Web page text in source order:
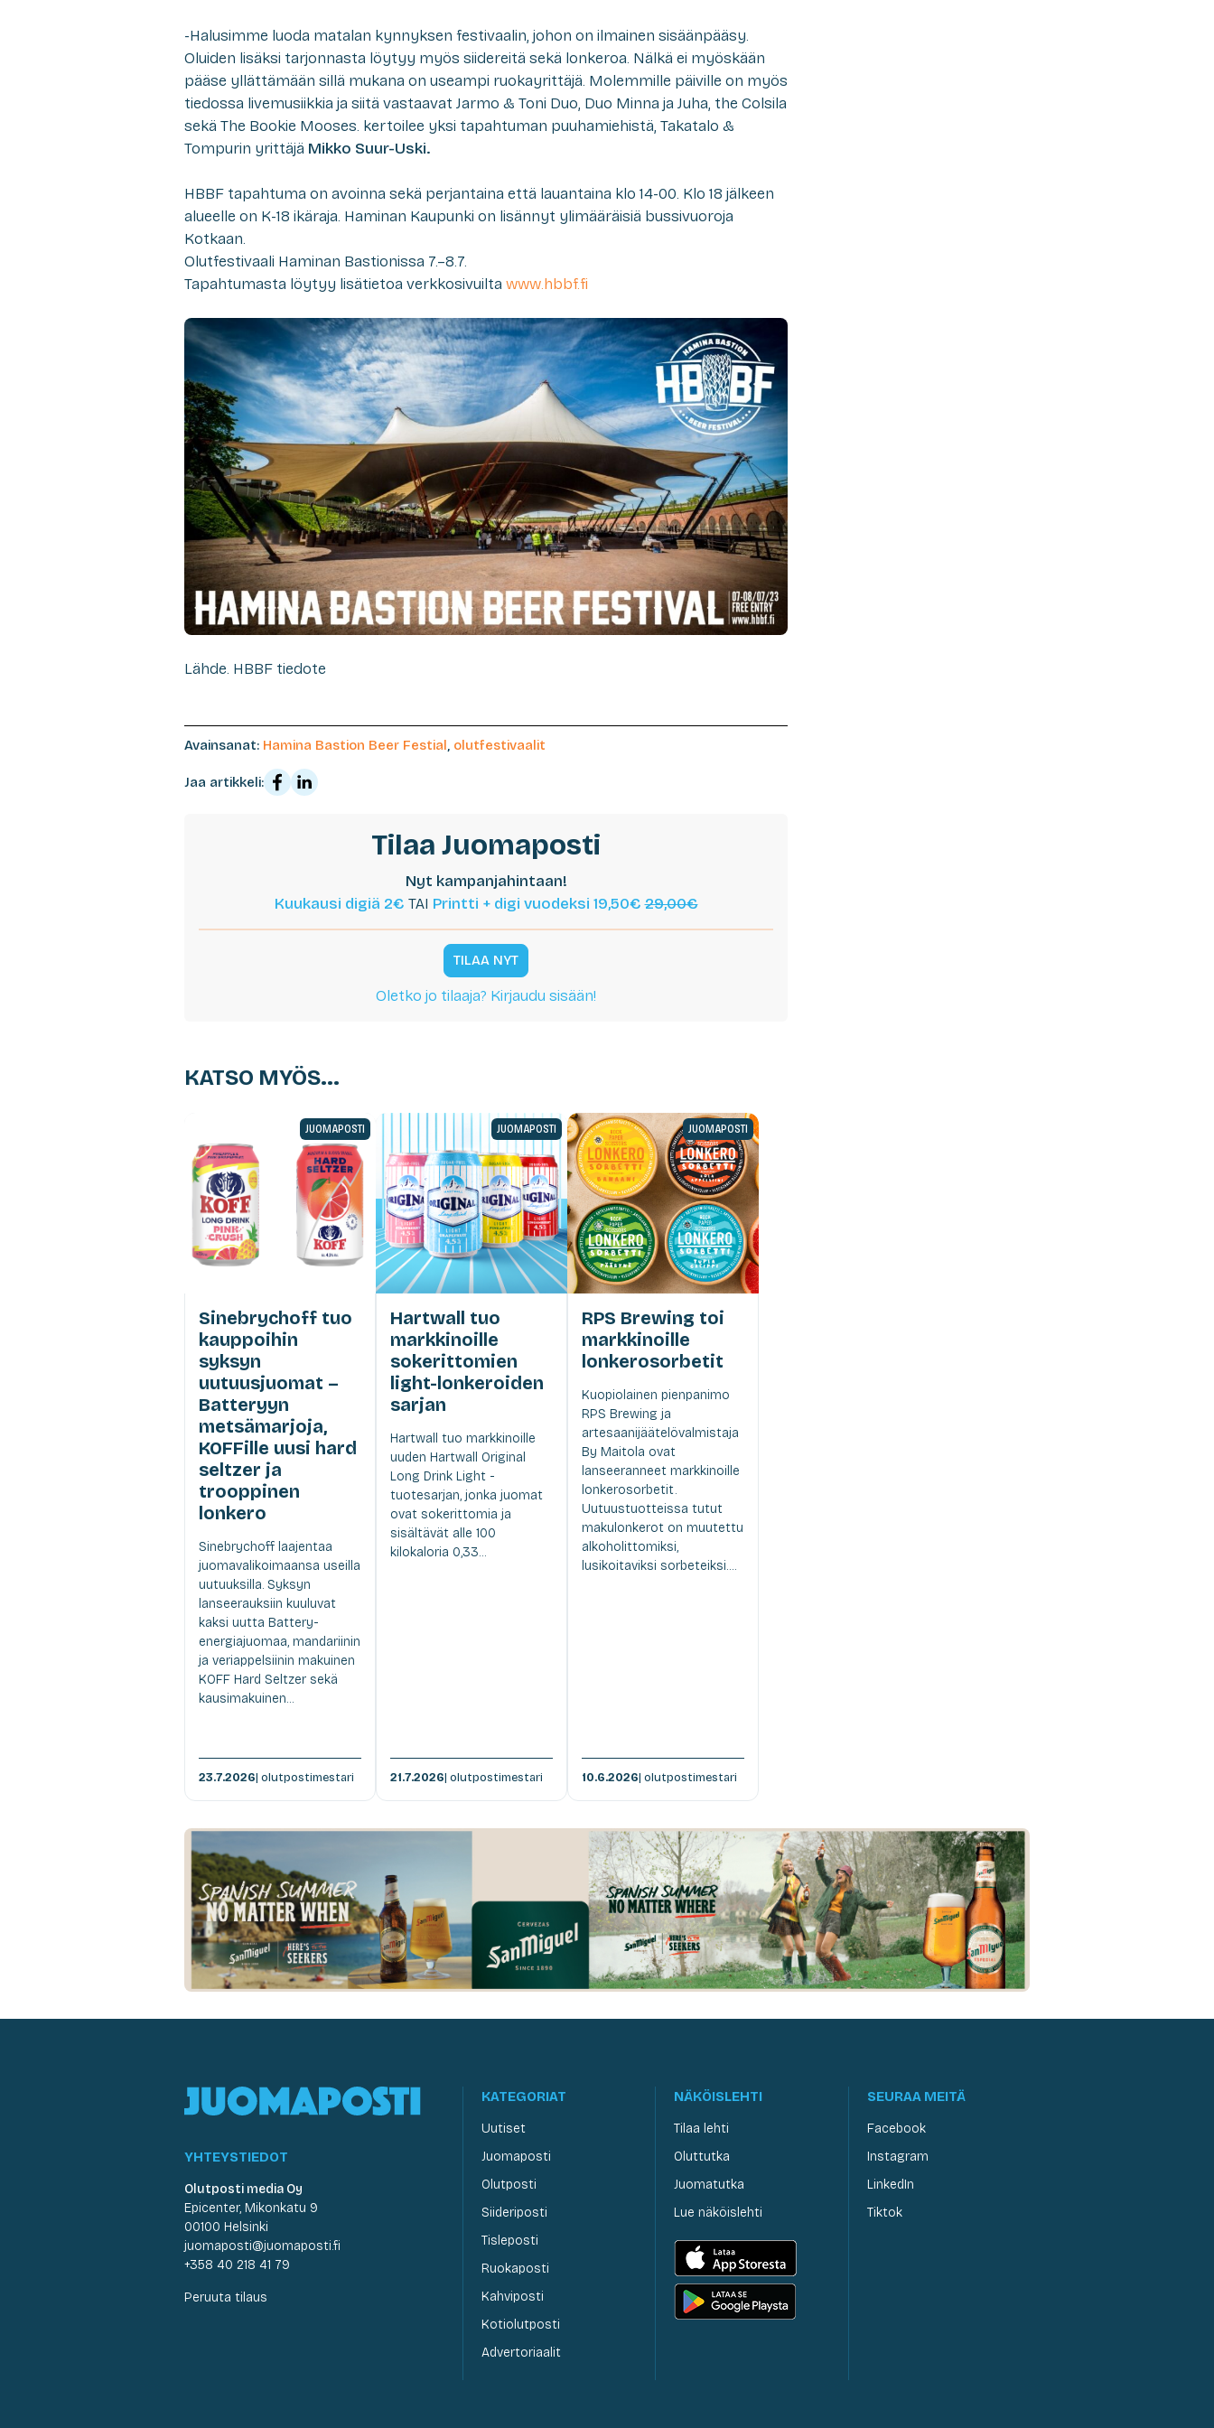
-Halusimme luoda matalan kynnyksen festivaalin, johon on ilmainen sisäänpääsy.
Oluiden lisäksi tarjonnasta löytyy myös siidereitä sekä lonkeroa. Nälkä ei myöskään
pääse yllättämään sillä mukana on useampi ruokayrittäjä. Molemmille päiville on myös
tiedossa livemusiikkia ja siitä vastaavat Jarmo & Toni Duo, Duo Minna ja Juha, the Colsila
sekä The Bookie Mooses. kertoilee yksi tapahtuman puuhamiehistä, Takatalo &
Tompurin yrittäjä Mikko Suur-Uski.
HBBF tapahtuma on avoinna sekä perjantaina että lauantaina klo 14-00. Klo 18 jälkeen
alueelle on K-18 ikäraja. Haminan Kaupunki on lisännyt ylimääräisiä bussivuoroja
Kotkaan.
Olutfestivaali Haminan Bastionissa 7.–8.7.
Tapahtumasta löytyy lisätietoa verkkosivuilta www.hbbf.fi
Lähde. HBBF tiedote
Avainsanat: Hamina Bastion Beer Festial, olutfestivaalit
Jaa artikkeli:
Tilaa Juomaposti
Nyt kampanjahintaan!
Kuukausi digiä 2€ TAI Printti + digi vuodeksi 19,50€29,00€
TILAA NYT
Oletko jo tilaaja? Kirjaudu sisään!
KATSO MYÖS...
JUOMAPOSTI
Sinebrychoff tuo
kauppoihin
syksyn
uutuusjuomat –
Batteryyn
metsämarjoja,
KOFFille uusi hard
seltzer ja
trooppinen
lonkero
Sinebrychoff laajentaa
juomavalikoimaansa useilla
uutuuksilla. Syksyn
lanseerauksiin kuuluvat
kaksi uutta Battery-
energiajuomaa, mandariinin
ja veriappelsiinin makuinen
KOFF Hard Seltzer sekä
kausimakuinen...
23.7.2026| olutpostimestari
JUOMAPOSTI
Hartwall tuo
markkinoille
sokerittomien
light-lonkeroiden
sarjan
Hartwall tuo markkinoille
uuden Hartwall Original
Long Drink Light -
tuotesarjan, jonka juomat
ovat sokerittomia ja
sisältävät alle 100
kilokaloria 0,33...
21.7.2026| olutpostimestari
JUOMAPOSTI
RPS Brewing toi
markkinoille
lonkerosorbetit
Kuopiolainen pienpanimo
RPS Brewing ja
artesaanijäätelövalmistaja
By Maitola ovat
lanseeranneet markkinoille
lonkerosorbetit.
Uutuustuotteissa tutut
makulonkerot on muutettu
alkoholittomiksi,
lusikoitaviksi sorbeteiksi....
10.6.2026| olutpostimestari
YHTEYSTIEDOT
Olutposti media Oy
Epicenter, Mikonkatu 9
00100 Helsinki
juomaposti@juomaposti.fi
+358 40 218 41 79
Peruuta tilaus
KATEGORIAT
Uutiset
Juomaposti
Olutposti
Siideriposti
Tisleposti
Ruokaposti
Kahviposti
Kotiolutposti
Advertoriaalit
NÄKÖISLEHTI
Tilaa lehti
Oluttutka
Juomatutka
Lue näköislehti
SEURAA MEITÄ
Facebook
Instagram
LinkedIn
Tiktok